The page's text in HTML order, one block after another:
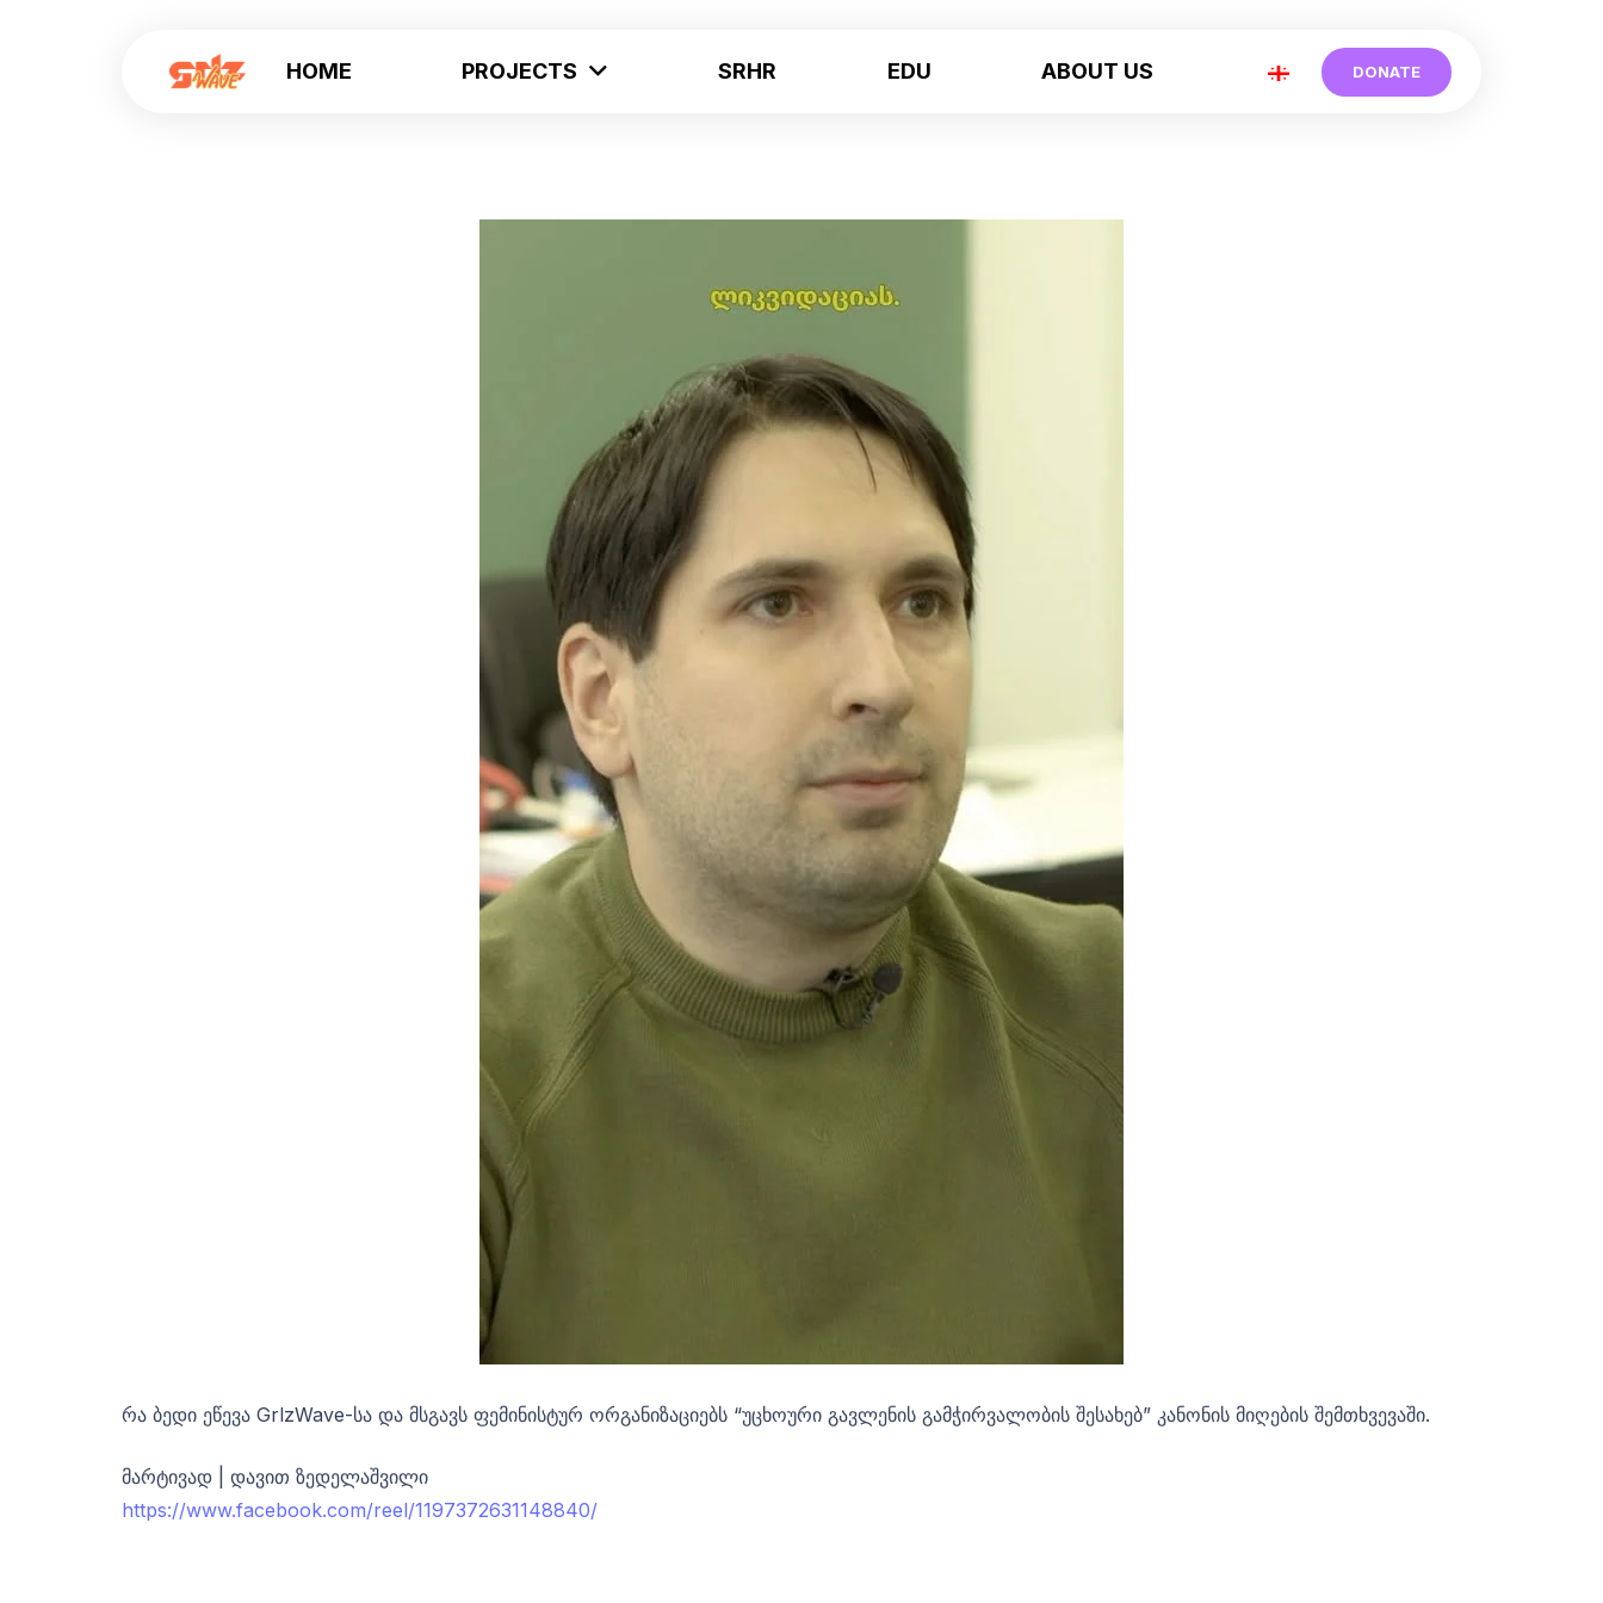
HOME PROJECTS SRHR EDU ABOUT US DONATE
რა ბედი ეწევა GrlzWave-სა და მსგავს ფემინისტურ ორგანიზაციებს “უცხოური გავლენის გამჭირვალობის შესახებ” კანონის მიღების შემთხვევაში.
მარტივად | დავით ზედელაშვილი
https://www.facebook.com/reel/1197372631148840/